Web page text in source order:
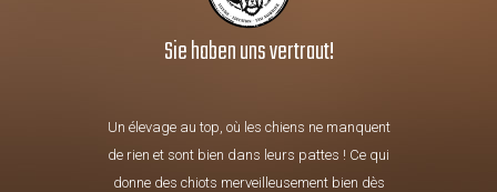
Sie haben uns vertraut!
Un élevage au top, où les chiens ne manquent
de rien et sont bien dans leurs pattes ! Ce qui
donne des chiots merveilleusement bien dès